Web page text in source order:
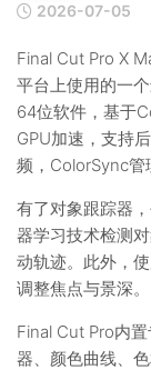
2026-07-05
Final Cut Pro X
平台上使用的一
64位软件，基于
GPU加速，支持
频，ColorSync管
有了对象跟踪器
器学习技术检测
动轨迹。此外，
调整焦点与景深。
Final Cut Pro内
器、颜色曲线、